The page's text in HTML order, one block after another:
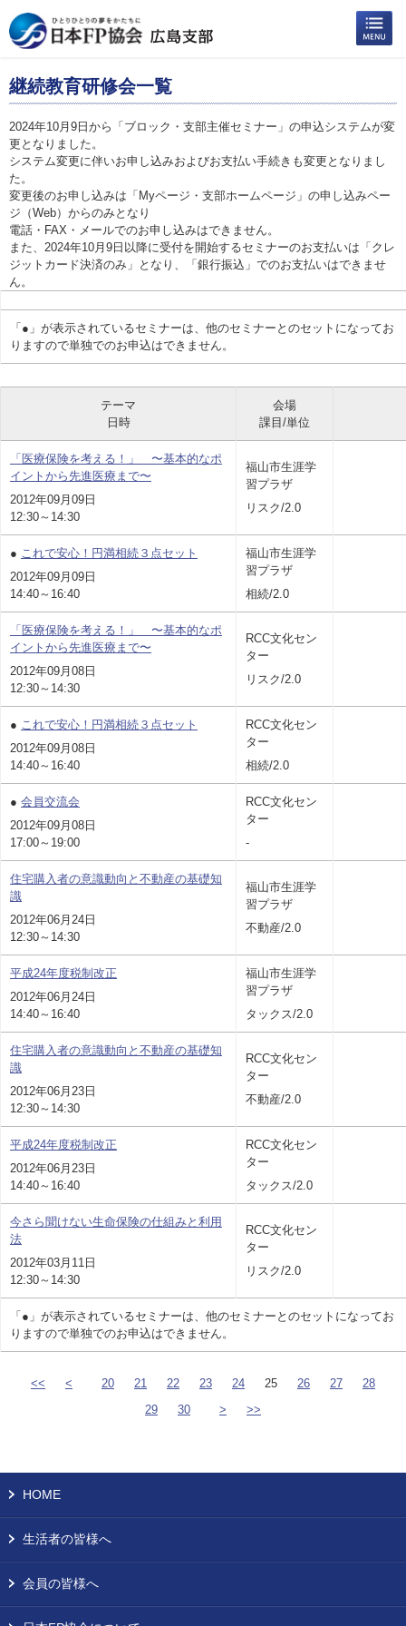
継続教育研修会一覧
2024年10月9日から「ブロック・支部主催セミナー」の申込システムが変
更となりました。
システム変更に伴いお申し込みおよびお支払い手続きも変更となりまし
た。
変更後のお申し込みは「Myページ・支部ホームページ」の申し込みペー
ジ（Web）からのみとなり
電話・FAX・メールでのお申し込みはできません。
また、2024年10月9日以降に受付を開始するセミナーのお支払いは「クレ
ジットカード決済のみ」となり、「銀行振込」でのお支払いはできませ
ん。
「●」が表示されているセミナーは、他のセミナーとのセットになってお
りますので単独でのお申込はできません。
「●」が表示されているセミナーは、他のセミナーとのセットになってお
りますので単独でのお申込はできません。
テーマ
日時
会場
課目/単位
「医療保険を考える！」 〜基本的なポ
イントから先進医療まで〜
2012年09月09日
12:30～14:30
福山市生涯学
習プラザ
リスク/2.0
● これで安心！円満相続３点セット
2012年09月09日
14:40～16:40
福山市生涯学
習プラザ
相続/2.0
「医療保険を考える！」 〜基本的なポ
イントから先進医療まで〜
2012年09月08日
12:30～14:30
RCC文化セン
ター
リスク/2.0
● これで安心！円満相続３点セット
2012年09月08日
14:40～16:40
RCC文化セン
ター
相続/2.0
● 会員交流会
2012年09月08日
17:00～19:00
RCC文化セン
ター
-
住宅購入者の意識動向と不動産の基礎知
識
2012年06月24日
12:30～14:30
福山市生涯学
習プラザ
不動産/2.0
平成24年度税制改正
2012年06月24日
14:40～16:40
福山市生涯学
習プラザ
タックス/2.0
住宅購入者の意識動向と不動産の基礎知
識
2012年06月23日
12:30～14:30
RCC文化セン
ター
不動産/2.0
平成24年度税制改正
2012年06月23日
14:40～16:40
RCC文化セン
ター
タックス/2.0
今さら聞けない生命保険の仕組みと利用
法
2012年03月11日
12:30～14:30
RCC文化セン
ター
リスク/2.0
<< < 20 21 22 23 24 25 26 27
28
29
30 > >>
HOME
生活者の皆様へ
会員の皆様へ